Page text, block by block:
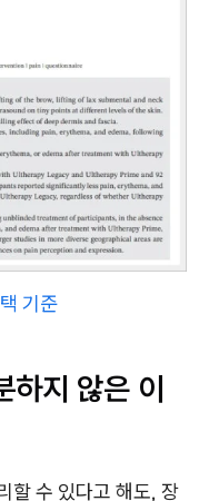
기준
하지 않은 이
할 수 있다고 해도, 장